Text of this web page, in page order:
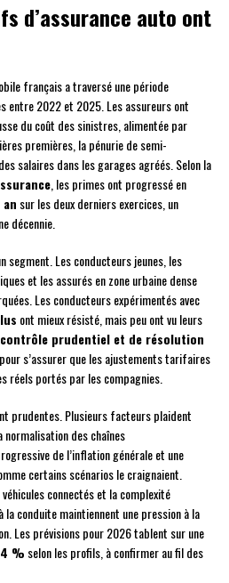
d’assurance auto ont
français a traversé une période
entre 2022 et 2025. Les assureurs ont
du coût des sinistres, alimentée par
premières, la pénurie de semi-
salaires dans les garages agréés. Selon la
, les primes ont progressé en
sur les deux derniers exercices, un
décennie.
segment. Les conducteurs jeunes, les
et les assurés en zone urbaine dense
Les conducteurs expérimentés avec
ont mieux résisté, mais peu ont vu leurs
prudentiel et de résolution
s’assurer que les ajustements tarifaires
réels portés par les compagnies.
prudentes. Plusieurs facteurs plaident
des chaînes
de l’inflation générale et une
certains scénarios le craignaient.
connectés et la complexité
la conduite maintiennent une pression à la
Les prévisions pour 2026 tablent sur une
% selon les profils, à confirmer au fil des